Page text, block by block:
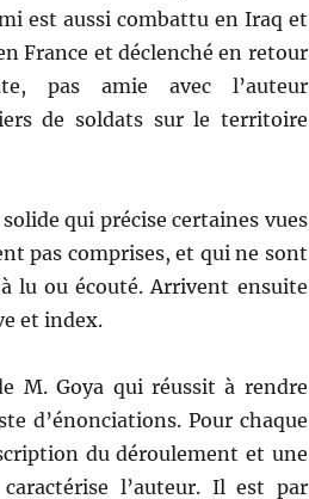
est aussi combattu en Iraq et
France et déclenché en retour
pas amie avec l’auteur
de soldats sur le territoire
qui précise certaines vues
pas comprises, et qui ne sont
lu ou écouté. Arrivent ensuite
et index.
M. Goya qui réussit à rendre
d’énonciations. Pour chaque
du déroulement et une
l’auteur. Il est par